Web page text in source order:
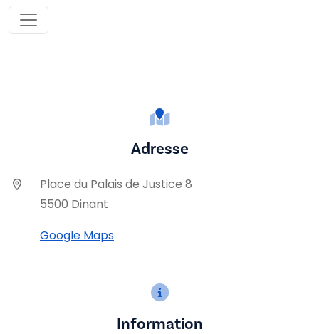
Adresse
Place du Palais de Justice 8
5500 Dinant
Google Maps
Information